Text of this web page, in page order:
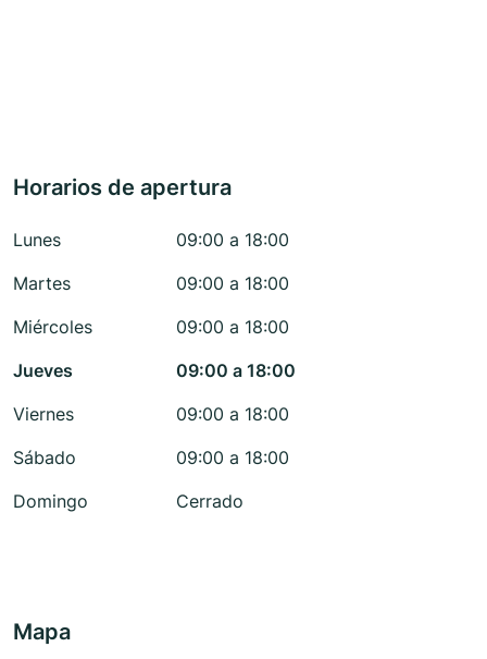
Horarios de apertura
Lunes
09:00 a 18:00
Martes
09:00 a 18:00
Miércoles
09:00 a 18:00
Jueves
09:00 a 18:00
Viernes
09:00 a 18:00
Sábado
09:00 a 18:00
Domingo
Cerrado
Mapa